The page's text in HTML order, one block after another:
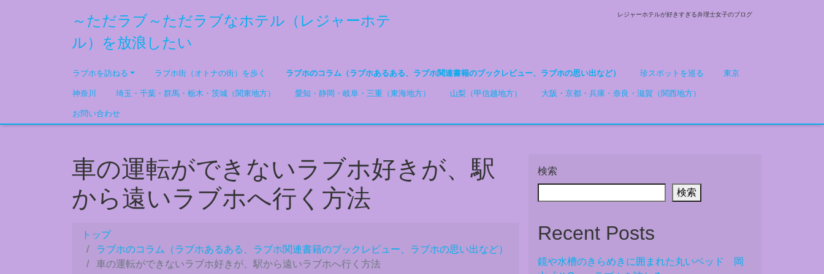
～ただラブ～ただラブなホテル（レジャーホテ
ル）を放浪したい
レジャーホテルが好きすぎる弁理士女子のブログ
ラブホを訪ねる ラブホ街（オトナの街）を歩く ラブホのコラム（ラブホあるある、ラブホ関連書籍のブックレビュー、ラブホの思い出など） 珍スポットを巡る 東京
神奈川 埼玉・千葉・群馬・栃木・茨城（関東地方） 愛知・静岡・岐阜・三重（東海地方） 山梨（甲信越地方） 大阪・京都・兵庫・奈良・滋賀（関西地方）
お問い合わせ
車の運転ができないラブホ好きが、駅
から遠いラブホへ行く方法
トップ
ラブホのコラム（ラブホあるある、ラブホ関連書籍のブックレビュー、ラブホの思い出など）
車の運転ができないラブホ好きが、駅から遠いラブホへ行く方法
検索
検索
Recent Posts
鏡や水槽のきらめきに囲まれた丸いベッド 岡